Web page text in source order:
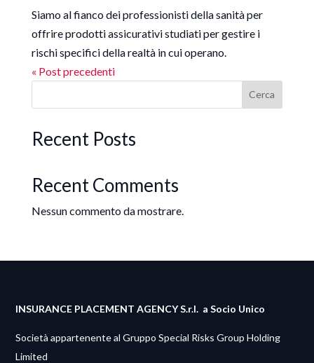
Siamo al fianco dei professionisti della sanità per
offrire prodotti assicurativi studiati per gestire i
rischi specifici della realtà in cui operano.
« Post precedenti
Cerca
Recent Posts
Recent Comments
Nessun commento da mostrare.
INSURANCE PLACEMENT AGENCY S.r.l. a Socio Unico
Società appartenente al Gruppo Special Risks Group Holding
Limited